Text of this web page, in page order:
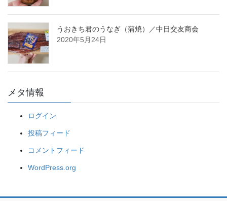
うおきち君のうなぎ（蒲焼）／中日交友商会
2020年5月24日
メタ情報
ログイン
投稿フィード
コメントフィード
WordPress.org